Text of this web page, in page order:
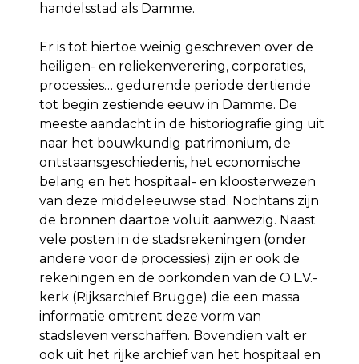
handelsstad als Damme.
Er is tot hiertoe weinig geschreven over de
heiligen- en reliekenverering, corporaties,
processies… gedurende periode dertiende
tot begin zestiende eeuw in Damme. De
meeste aandacht in de historiografie ging uit
naar het bouwkundig patrimonium, de
ontstaansgeschiedenis, het economische
belang en het hospitaal- en kloosterwezen
van deze middeleeuwse stad. Nochtans zijn
de bronnen daartoe voluit aanwezig. Naast
vele posten in de stadsrekeningen (onder
andere voor de processies) zijn er ook de
rekeningen en de oorkonden van de O.L.V.-
kerk (Rijksarchief Brugge) die een massa
informatie omtrent deze vorm van
stadsleven verschaffen. Bovendien valt er
ook uit het rijke archief van het hospitaal en